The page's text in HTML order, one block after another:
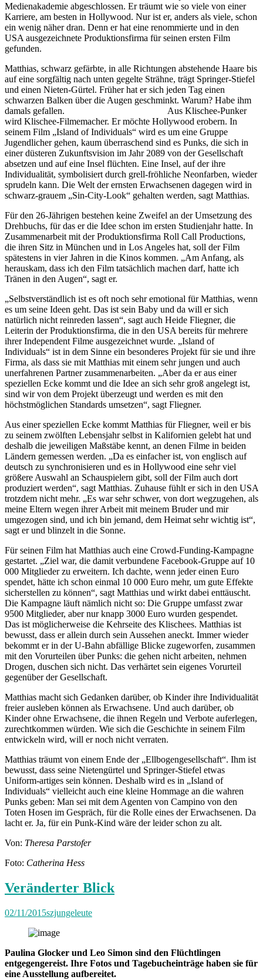
Medienakademie abgeschlossen. Er träumt wie so viele von einer
Karriere, am besten in Hollywood. Nur ist er, anders als viele, schon
ein wenig näher dran. Denn er hat eine renommierte und in den
USA ausgezeichnete Produktionsfirma für seinen ersten Film
gefunden.
Matthias, schwarz gefärbte, in alle Richtungen abstehende Haare bis
auf eine sorgfältig nach unten gegelte Strähne, trägt Springer-Stiefel
und einen Nieten-Gürtel. Früher hat er sich jeden Tag einen
schwarzen Balken über die Augen geschminkt. Warum? Habe ihm
damals gefallen. Aus Klischee-Punker
wird Klischee-Filmemacher. Er möchte Hollywood erobern. In
seinem Film „Island of Individuals“ wird es um eine Gruppe
Jugendlicher gehen, kaum überraschend sind es Punks, die sich in
einer düsteren Zukunftsvision im Jahr 2089 von der Gesellschaft
absetzen und auf eine Insel flüchten. Eine Insel, auf der ihre
Individualität, symbolisiert durch grell-fröhliche Neonfarben, wieder
sprudeln kann. Die Welt der ernsten Erwachsenen dagegen wird in
schwarz-grauem „Sin-City-Look“ gehalten werden, sagt Matthias.
Für den 26-Jährigen bestehen keine Zweifel an der Umsetzung des
Drehbuchs, für das er die Idee schon im ersten Studienjahr hatte. In
Zusammenarbeit mit der Produktionsfirma Roll Call Productions,
die ihren Sitz in München und in Los Angeles hat, soll der Film
spätestens in vier Jahren in die Kinos kommen. „Am Anfang, als
herauskam, dass ich den Film tatsächlich machen darf, hatte ich
Tränen in den Augen“, sagt er.
„Selbstverständlich ist es oft noch sehr emotional für Matthias, wenn
es um seine Ideen geht. Das ist sein Baby und da will er sich
natürlich nicht reinreden lassen“, sagt auch Heide Fliegner, die
Leiterin der Produktionsfirma, die in den USA bereits für mehrere
ihrer Independent Filme ausgezeichnet wurde. „Island of
Individuals“ ist in dem Sinne ein besonderes Projekt für sie und ihre
Firma, als dass sie mit Matthias mit einem sehr jungen und auch
unerfahrenen Partner zusammenarbeiten. „Aber da er aus einer
speziellen Ecke kommt und die Idee an sich sehr groß angelegt ist,
sind wir von dem Projekt überzeugt und werden es mit den
höchstmöglichen Standards umsetzen“, sagt Fliegner.
Aus einer speziellen Ecke kommt Matthias für Fliegner, weil er bis
zu seinem zwölften Lebensjahr selbst in Kalifornien gelebt hat und
deshalb die jeweiligen Maßstäbe kennt, an denen Filme in beiden
Ländern gemessen werden. „Da es einfacher ist, von englisch auf
deutsch zu synchronisieren und es in Hollywood eine sehr viel
größere Auswahl an Schauspielern gibt, soll der Film auch dort
produziert werden“, sagt Matthias. Zuhause fühlt er sich in den USA
trotzdem nicht mehr. „Es war sehr schwer, von dort wegzugehen, als
meine Eltern wegen ihrer Arbeit mit meinem Bruder und mir
umgezogen sind, und ich bin jemand, dem Heimat sehr wichtig ist“,
sagt er und blinzelt in die Sonne.
Für seinen Film hat Matthias auch eine Crowd-Funding-Kampagne
gestartet. „Ziel war, die damit verbundene Facebook-Gruppe auf 10
000 Mitglieder zu erweitern. Ich dachte, wenn jeder einen Euro
spendet, hätte ich schon einmal 10 000 Euro mehr, um gute Effekte
sicherstellen zu können“, sagt Matthias und wirkt dabei enttäuscht.
Die Kampagne läuft nämlich nicht so: Die Gruppe umfasst zwar
9500 Mitglieder, aber nur knapp 3000 Euro wurden gespendet.
Das ist möglicherweise die Kehrseite des Klischees. Matthias ist
bewusst, dass er allein durch sein Aussehen aneckt. Immer wieder
bekommt er in der U-Bahn abfällige Blicke zugeworfen, zusammen
mit den Vorurteilen über Punks: die gehen nicht arbeiten, nehmen
Drogen, duschen sich nicht. Das verhärtet sein eigenes Vorurteil
gegenüber der Gesellschaft.
Matthias macht sich Gedanken darüber, ob Kinder ihre Individualität
freier ausleben können als Erwachsene. Und auch darüber, ob
Kinder ohne Erwachsene, die ihnen Regeln und Verbote auferlegen,
zurechtkommen würden. Wie sich die Geschichte in seinem Film
entwickeln wird, will er noch nicht verraten.
Matthias träumt von einem Ende der „Ellbogengesellschaft“. Ihm ist
bewusst, dass seine Nietengürtel und Springer-Stiefel etwas
Uniform-artiges sein können. Deshalb wird es in „Island of
Individuals“ vielleicht auch eine kleine Hommage an die wahren
Punks geben: Man sei mit dem Agenten von Campino von den
Toten Hosen im Gespräch, für die Rolle eines der Erwachsenen. Da
lacht er. Ja, für ein Punk-Kind wäre der leider schon zu alt.
Von: Theresa Parstofer
Foto: Catherina Hess
Veränderter Blick
02/11/2015szjungeleute
Paulina Glocker und Leo Simon sind den Flüchtlingen
entgegengereist. Ihre Fotos und Tagebucheinträge haben sie für
eine Ausstellung aufbereitet.